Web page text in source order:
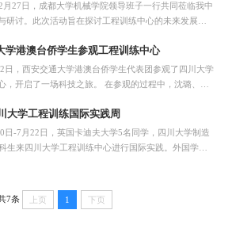
日，成都大学机械学院领导班子一行共同莅临我中
研讨。此次活动旨在探讨工程训练中心的未来发展方
学港澳台侨学生参观工程训练中心
日，西安交通大学港澳台侨学生代表团参观了四川大学
，开启了一场科技之旅。 在参观的过程中，沈璐、吴
大学工程训练国际实践周
日-7月22日，英国卡迪夫大学5名同学，四川大学制造
生来四川大学工程训练中心进行国际实践。外国学生
7条 上页 1 下页